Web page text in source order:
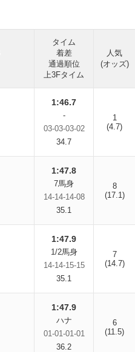
タイム
着差
通過順位
上3Fタイム
人気
(オッズ)
1:46.7
-
03-03-03-02
34.7
1
(4.7)
1:47.8
7馬身
14-14-14-08
35.1
8
(17.1)
1:47.9
1/2馬身
14-14-15-15
35.1
7
(14.7)
1:47.9
ハナ
01-01-01-01
36.2
6
(11.5)